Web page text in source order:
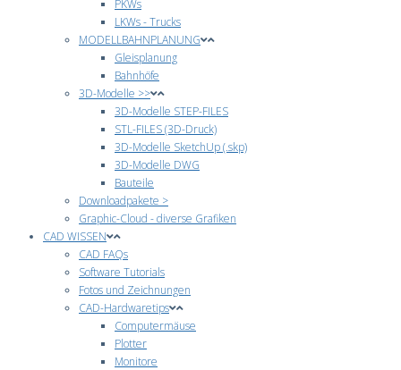
PKWs
LKWs - Trucks
MODELLBAHNPLANUNG
Gleisplanung
Bahnhöfe
3D-Modelle >>
3D-Modelle STEP-FILES
STL-FILES (3D-Druck)
3D-Modelle SketchUp (.skp)
3D-Modelle DWG
Bauteile
Downloadpakete >
Graphic-Cloud - diverse Grafiken
CAD WISSEN
CAD FAQs
Software Tutorials
Fotos und Zeichnungen
CAD-Hardwaretips
Computermäuse
Plotter
Monitore